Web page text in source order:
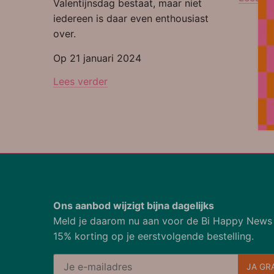
Valentijnsdag bestaat, maar niet
iedereen is daar even enthousiast
over.
Op 21 januari 2024
Lees verder
Ons aanbod wijzigt bijna dagelijks
Meld je daarom nu aan voor de Bi Happy
15% korting op je eerstvolgende bestelling.